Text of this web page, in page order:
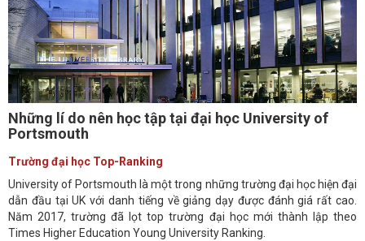
Những lí do nên học tập tại đại học University of
Portsmouth
Trường đại học Top-Ranking
University of Portsmouth là một trong những trường đại học hiện đại
dẫn đầu tại UK với danh tiếng về giảng dạy được đánh giá rất cao.
Năm 2017, trường đã lọt top trường đại học mới thành lập theo
Times Higher Education Young University Ranking.